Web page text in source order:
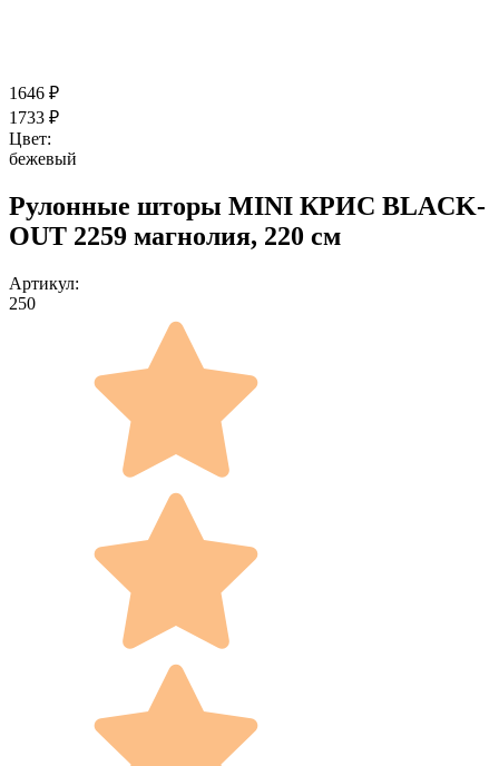
1646 ₽
1733 ₽
Цвет:
бежевый
Рулонные шторы MINI КРИС BLACK-
OUT 2259 магнолия, 220 см
Артикул:
250